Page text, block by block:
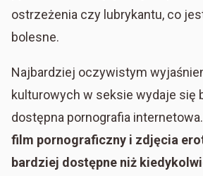
ostrzeżenia czy lubrykantu, co
bolesne.
Najbardziej oczywistym
kulturowych w seksie wydaje się
dostępna pornografia internetowa.
film pornograficzny i zdjęcia
bardziej dostępne niż